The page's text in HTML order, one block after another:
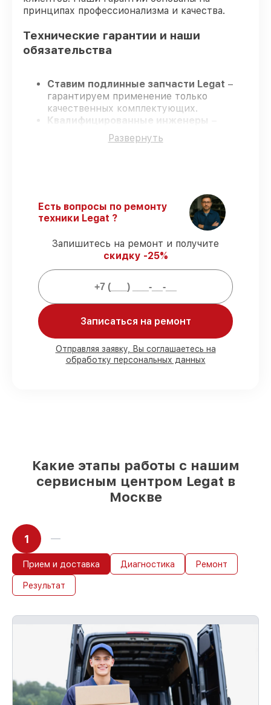
принципах профессионализма и качества.
Технические гарантии и наши
обязательства
Ставим подлинные запчасти Legat –
гарантируем применение только
качественных комплектующих.
Квалифицированные инженеры
проходят постоянное обучение, что
гарантирует качество выполняемых
тепловизора Legat 3F54 LRF Gen.2 без
задержек.
Поддержка после ремонта – все
работы и запчасти защищены сервисной
гарантией.
Мы гарантируем:
возможностью личного присутствия
владельца
90%запчастей Legat готовы к установке
в Москве, остальные доставляются
Развернуть
Есть вопросы по ремонту
техники Legat ?
Запишитесь на ремонт и получите
скидку -25%
Записаться на ремонт
Отправляя заявку, Вы соглашаетесь на
обработку персональных данных
Какие этапы работы с нашим
сервисным центром Legat в
Москве
1
Прием и доставка Диагностика Ремонт
Результат